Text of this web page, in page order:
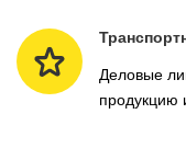
Деловые
продукцию